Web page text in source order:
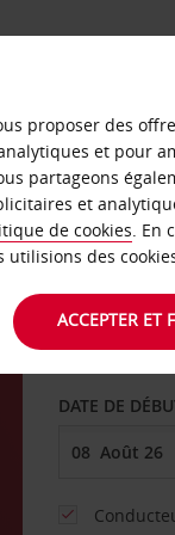
AGENCE DE
DATE DE
proposer des
et pour
partageons
et
de cookies. En
utilisions des
ACCEPTER ET